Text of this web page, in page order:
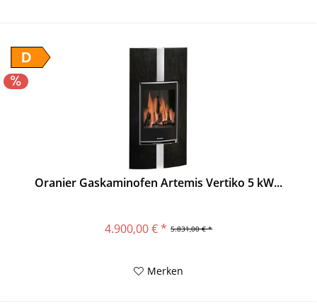
D
Oranier Gaskaminofen Artemis Vertiko 5 kW...
5.831,00 € *
4.900,00 € *
Merken